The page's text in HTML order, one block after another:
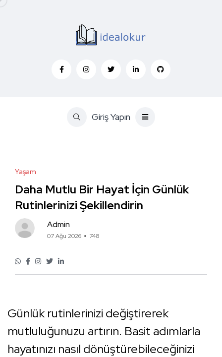
Giriş Yapın
Yaşam
Daha Mutlu Bir Hayat İçin Günlük
Rutinlerinizi Şekillendirin
Admin
07 Ağu 2026 748
Günlük rutinlerinizi değiştirerek
mutluluğunuzu artırın. Basit adımlarla
hayatınızı nasıl dönüştürebileceğinizi